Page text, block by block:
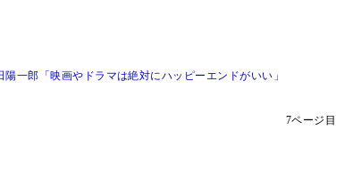
一郎「映画やドラマは絶対にハッピーエンドがいい」
7ページ目